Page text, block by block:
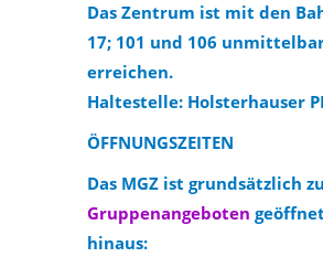
Das Zentrum ist mit den
17; 101 und 106
erreichen.
Haltestelle: Holsterhauser
ÖFFNUNGSZEITEN
Das MGZ ist grundsätzlich
Gruppenangeboten
hinaus: